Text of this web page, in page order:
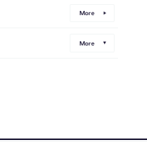
More
More